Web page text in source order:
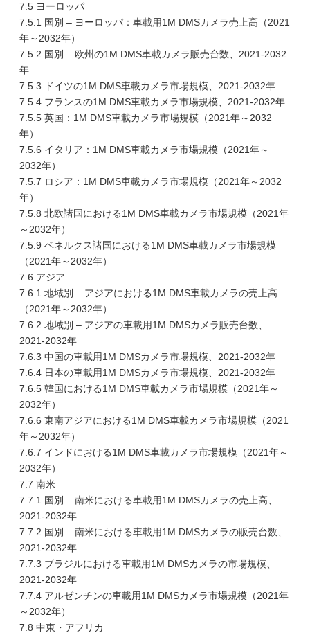
7.5 ヨーロッパ
7.5.1 国別 – ヨーロッパ：車載用1M DMSカメラ売上高（2021
年～2032年）
7.5.2 国別 – 欧州の1M DMS車載カメラ販売台数、2021-2032
年
7.5.3 ドイツの1M DMS車載カメラ市場規模、2021-2032年
7.5.4 フランスの1M DMS車載カメラ市場規模、2021-2032年
7.5.5 英国：1M DMS車載カメラ市場規模（2021年～2032
年）
7.5.6 イタリア：1M DMS車載カメラ市場規模（2021年～
2032年）
7.5.7 ロシア：1M DMS車載カメラ市場規模（2021年～2032
年）
7.5.8 北欧諸国における1M DMS車載カメラ市場規模（2021年
～2032年）
7.5.9 ベネルクス諸国における1M DMS車載カメラ市場規模
（2021年～2032年）
7.6 アジア
7.6.1 地域別 – アジアにおける1M DMS車載カメラの売上高
（2021年～2032年）
7.6.2 地域別 – アジアの車載用1M DMSカメラ販売台数、
2021-2032年
7.6.3 中国の車載用1M DMSカメラ市場規模、2021-2032年
7.6.4 日本の車載用1M DMSカメラ市場規模、2021-2032年
7.6.5 韓国における1M DMS車載カメラ市場規模（2021年～
2032年）
7.6.6 東南アジアにおける1M DMS車載カメラ市場規模（2021
年～2032年）
7.6.7 インドにおける1M DMS車載カメラ市場規模（2021年～
2032年）
7.7 南米
7.7.1 国別 – 南米における車載用1M DMSカメラの売上高、
2021-2032年
7.7.2 国別 – 南米における車載用1M DMSカメラの販売台数、
2021-2032年
7.7.3 ブラジルにおける車載用1M DMSカメラの市場規模、
2021-2032年
7.7.4 アルゼンチンの車載用1M DMSカメラ市場規模（2021年
～2032年）
7.8 中東・アフリカ